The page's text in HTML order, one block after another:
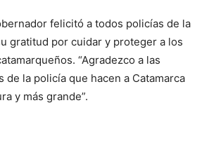
felicitó a todos policías de la
gratitud por cuidar y proteger a los
“Agradezco a las
de la policía que hacen a Catamarca
y más grande”.